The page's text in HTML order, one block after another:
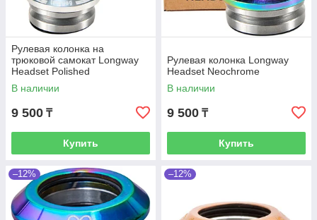
Рулевая колонка на
трюковой самокат Longway
Headset Polished
В наличии
9 500 ₸
Купить
Рулевая колонка Longway
Headset Neochrome
В наличии
9 500 ₸
Купить
–12% –12%